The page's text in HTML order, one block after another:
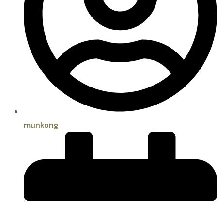
munkong